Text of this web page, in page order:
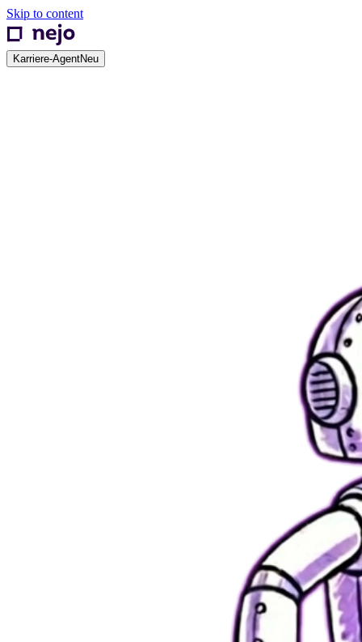
Skip to content
Karriere-AgentNeu